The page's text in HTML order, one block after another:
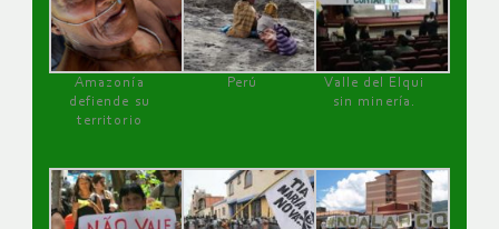
Amazonía
defiende su
territorio
Perú
Valle del Elqui
sin minería.